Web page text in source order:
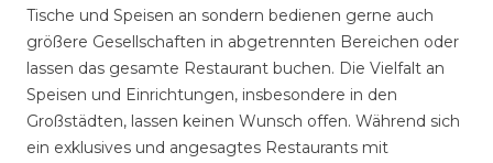
Tische und Speisen an sondern bedienen gerne auch
größere Gesellschaften in abgetrennten Bereichen oder
lassen das gesamte Restaurant buchen. Die Vielfalt an
Speisen und Einrichtungen, insbesondere in den
Großstädten, lassen keinen Wunsch offen. Während sich
ein exklusives und angesagtes Restaurants mit